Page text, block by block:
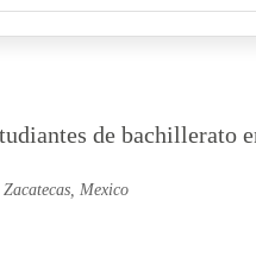
de bachillerato
Mexico